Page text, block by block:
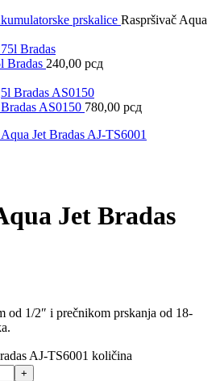
prskalice Raspršivač Aqua
Bradas 240,00 рсд
AS0150 780,00 рсд
Jet Bradas
od 1/2″ i prečnikom prskanja od 18-
AJ-TS6001 količina